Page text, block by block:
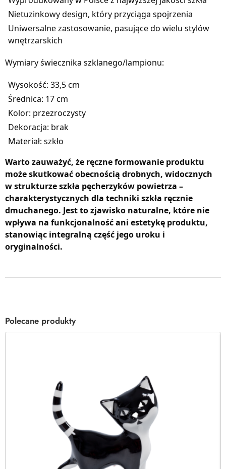
Nietuzinkowy design, który przyciąga spojrzenia
Uniwersalne zastosowanie, pasujące do wielu stylów
wnętrzarskich
Wymiary świecznika szklanego/lampionu:
Wysokość: 33,5 cm
Średnica: 17 cm
Kolor: przezroczysty
Dekoracja: brak
Materiał: szkło
Warto zauważyć, że ręczne formowanie produktu
może skutkować obecnością drobnych, widocznych
w strukturze szkła pęcherzyków powietrza –
charakterystycznych dla techniki szkła ręcznie
dmuchanego. Jest to zjawisko naturalne, które nie
wpływa na funkcjonalność ani estetykę produktu,
stanowiąc integralną część jego uroku i
oryginalności.
Polecane produkty